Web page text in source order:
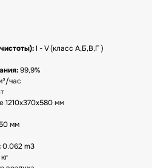
I - V (класс А,Б,В,Г )
99,9%
час
1210x370x580 мм
мм
0.062 m3